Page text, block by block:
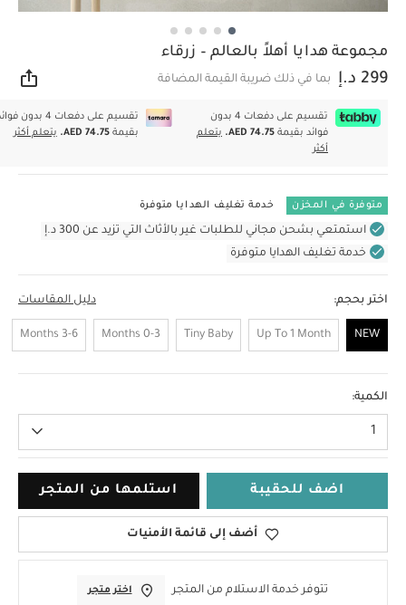
مجموعة هدايا أهلاً بالعالم – زرقاء
299 د.إ بما في ذلك ضريبة القيمة المضافة
تقسيم على دفعات 4 بدون
فوائد بقيمة AED 74.75.
يتعلم
أكثر
تقسيم على دفعات 4 بدون
بقيمةAED 74.75. يتعلم أكثر
متوفرة في المخزن خدمة تغليف الهدايا متوفرة
استمتعي بشحن مجاني للطلبات غير بالأثاث التي تزيد عن 300 د.إ
خدمة تغليف الهدايا متوفرة
اختر بحجم: دليل المقاسات
NEW
Up To 1 Month
Tiny Baby
0-3 Months
3-6 Months
الكمية:
1
اضف للحقيبة استلمها من المتجر
أضف إلى قائمة الأمنيات
تتوفر خدمة الاستلام من المتجر اختر متجر